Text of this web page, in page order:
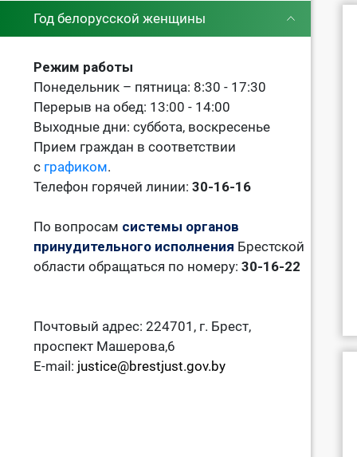
Год белорусской женщины
Режим работы
Понедельник – пятница: 8:30 - 17:30
Перерыв на обед: 13:00 - 14:00
Выходные дни: суббота, воскресенье
Прием граждан в соответствии
с графиком.
Телефон горячей линии: 30-16-16
По вопросам системы органов
принудительного исполнения Брестской
области обращаться по номеру: 30-16-22
Почтовый адрес: 224701, г. Брест,
проспект Машерова,6
E-mail: justice@brestjust.gov.by